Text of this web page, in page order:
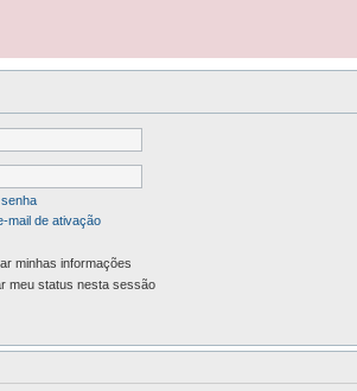
mail de ativação
minhas informações
meu status nesta sessão